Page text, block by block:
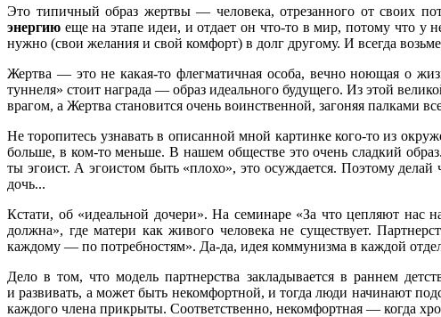
Это типичный образ жертвы — человека, отрезанного от своих
энергию еще на этапе идеи, и отдает он что-то в мир, потому что у
нужно (свои желания и свой комфорт) в долг другому. И всегда
Жертва — это не какая-то флегматичная особа, вечно ноющая о
туннеля» стоит награда — образ идеального будущего. Из этой
врагом, а Жертва становится очень воинственной, загоняя палками
Не торопитесь узнавать в описанной мной картинке кого-то из
больше, в ком-то меньше. В нашем обществе это очень сладкий
ты эгоист. А эгоистом быть «плохо», это осуждается. Поэтому
дочь...
Кстати, об «идеальной дочери». На семинаре «За что цепляют нас
должна», где матери как живого человека не существует.
каждому — по потребностям». Да-да, идея коммунизма в каждой
Дело в том, что модель партнерства закладывается в раннем
и развивать, а может быть некомфортной, и тогда люди начинают
каждого члена прикрыты. Соответственно, некомфортная — когда